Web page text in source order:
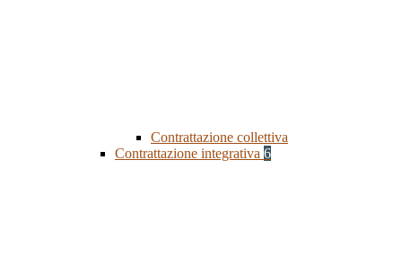
Contrattazione collettiva
Contrattazione integrativa 6